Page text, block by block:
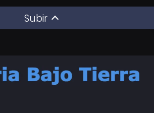
Subir